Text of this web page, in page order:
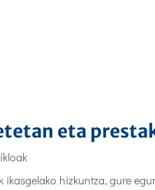
eta
hizkuntza, gure